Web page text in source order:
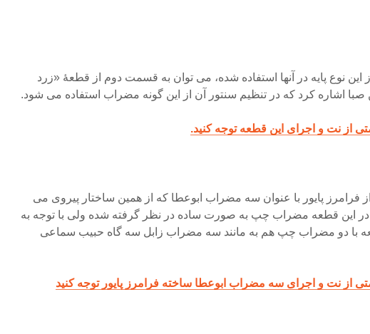
این نوع پایه در آنها استفاده شده، می توان به قسمت دوم از قطعۀ «زرد
صبا اشاره کرد که در تنظیم سنتور آن از این گونه مضراب استفاده می شود.
از نت و اجرای این قطعه توجه کنید.
از فرامرز پایور با عنوان سه مضراب ابوعطا که از همین ساختار پیروی می
در این قطعه مضراب چپ به صورت ساده در نظر گرفته شده ولی با توجه به
با دو مضراب چپ هم به مانند سه مضراب زابل سه گاه حبیب سماعی
از نت و اجرای سه مضراب ابوعطا ساخته فرامرز پایور توجه کنید